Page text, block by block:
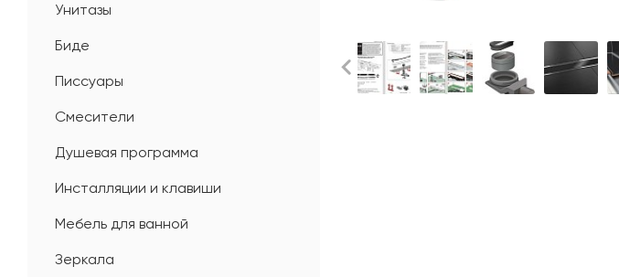
Унитазы
Биде
Писсуары
Смесители
Душевая программа
Инсталляции и клавиши
Мебель для ванной
Зеркала